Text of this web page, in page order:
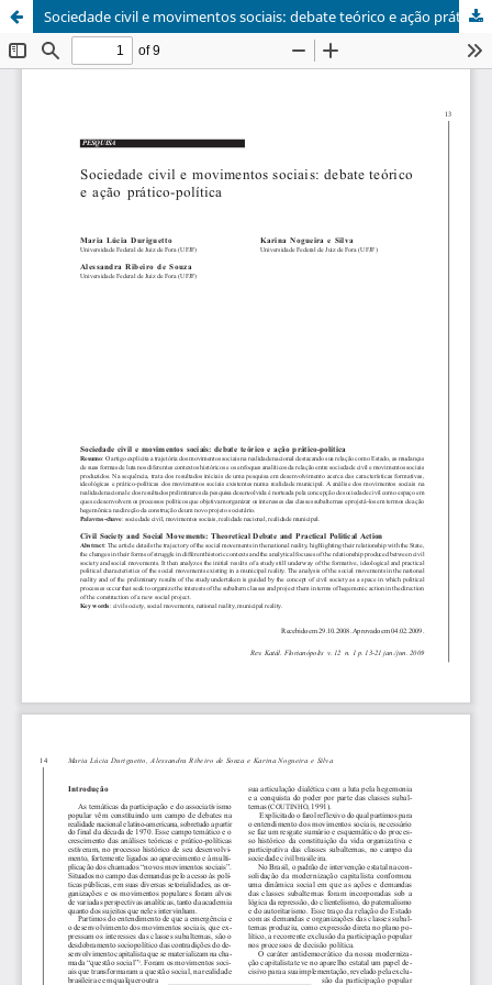
Sociedade civil e movimentos sociais: debate teórico e ação prático-política